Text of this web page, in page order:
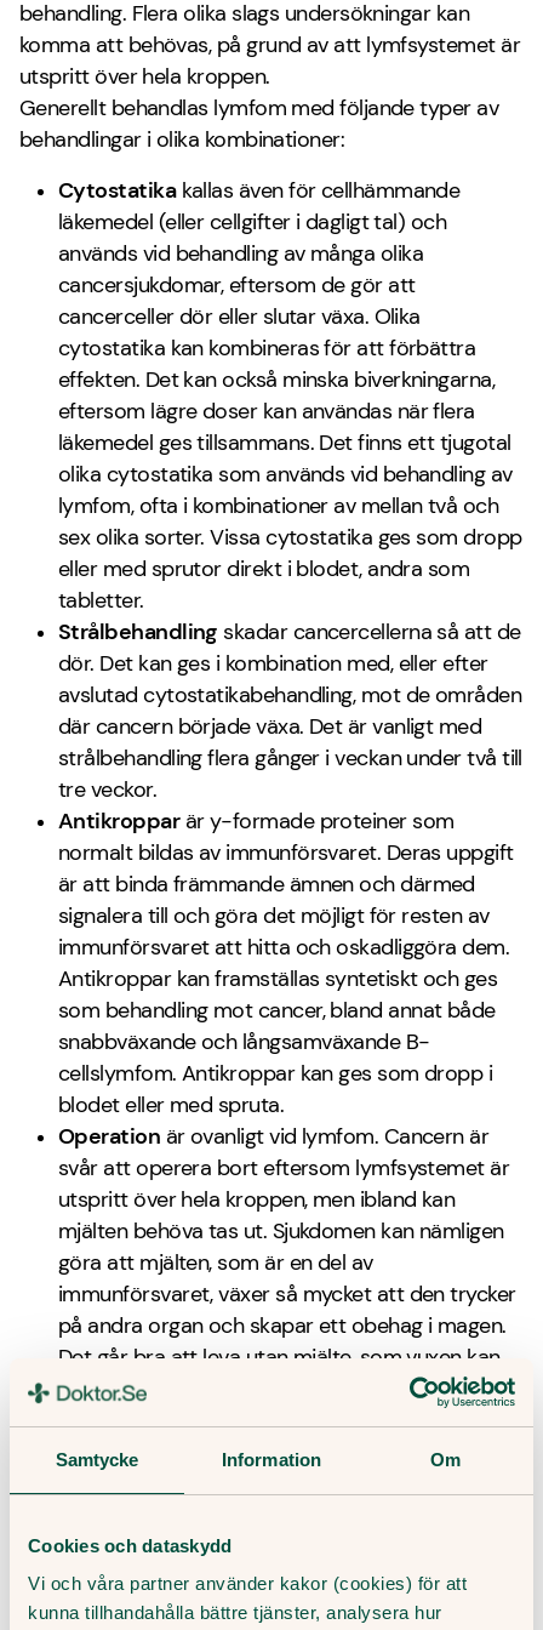
Samtycke Information Om
Cookies och dataskydd
Vi och våra partner använder kakor (cookies) för att
kunna tillhandahålla bättre tjänster, analysera hur
behandling. Flera olika slags undersökningar kan
komma att behövas, på grund av att lymfsystemet är
utspritt över hela kroppen.
Generellt behandlas lymfom med följande typer av
behandlingar i olika kombinationer:
Cytostatikakallas även för cellhämmande
läkemedel (eller cellgifter i dagligt tal) och
används vid behandling av många olika
cancersjukdomar, eftersom de gör att
cancerceller dör eller slutar växa. Olika
cytostatika kan kombineras för att förbättra
effekten. Det kan också minska biverkningarna,
eftersom lägre doser kan användas när flera
läkemedel ges tillsammans. Det finns ett tjugotal
olika cytostatika som används vid behandling av
lymfom, ofta i kombinationer av mellan två och
sex olika sorter. Vissa cytostatika ges som dropp
eller med sprutor direkt i blodet, andra som
tabletter.
Strålbehandling skadar cancercellerna så att de
dör. Det kan ges i kombination med, eller efter
avslutad cytostatikabehandling, mot de områden
där cancern började växa. Det är vanligt med
strålbehandling flera gånger i veckan under två till
tre veckor.
Antikropparär y-formade proteiner som
normalt bildas av immunförsvaret. Deras uppgift
är att binda främmande ämnen och därmed
signalera till och göra det möjligt för resten av
immunförsvaret att hitta och oskadliggöra dem.
Antikroppar kan framställas syntetiskt och ges
som behandling mot cancer, bland annat både
snabbväxande och långsamväxande B-
cellslymfom. Antikroppar kan ges som dropp i
blodet eller med spruta.
Operation är ovanligt vid lymfom. Cancern är
svår att operera bort eftersom lymfsystemet är
utspritt över hela kroppen, men ibland kan
mjälten behöva tas ut. Sjukdomen kan nämligen
göra att mjälten, som är en del av
immunförsvaret, växer så mycket att den trycker
på andra organ och skapar ett obehag i magen.
Det går bra att leva utan mjälte, som vuxen kan
andra organ ta över dess funktion.
Stamcellstransplantationkan behövas som
stödbehandling om väldigt intensiv
även skadar kroppens vanliga celler.
Blodstamceller, som kan utvecklas vidare till
kroppens alla slags blodceller, sprutas då in i